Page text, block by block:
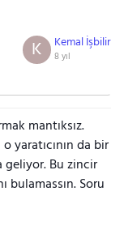
Kemal İşbilir
8 yıl
K
mantıksız.
yaratıcının da bir
geliyor. Bu zincir
bulamassın. Soru